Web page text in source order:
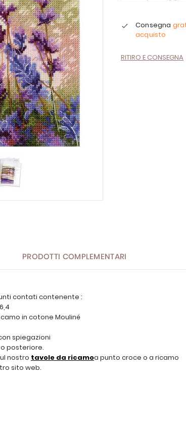
Consegna
acquisto
RITIRO E CONSEGNA
PRODOTTI COMPLEMENTARI
contati contenente :
in cotone Mouliné
spiegazioni
posteriore.
nostro tavole da ricamoa punto croce o a ricamo
sito web.